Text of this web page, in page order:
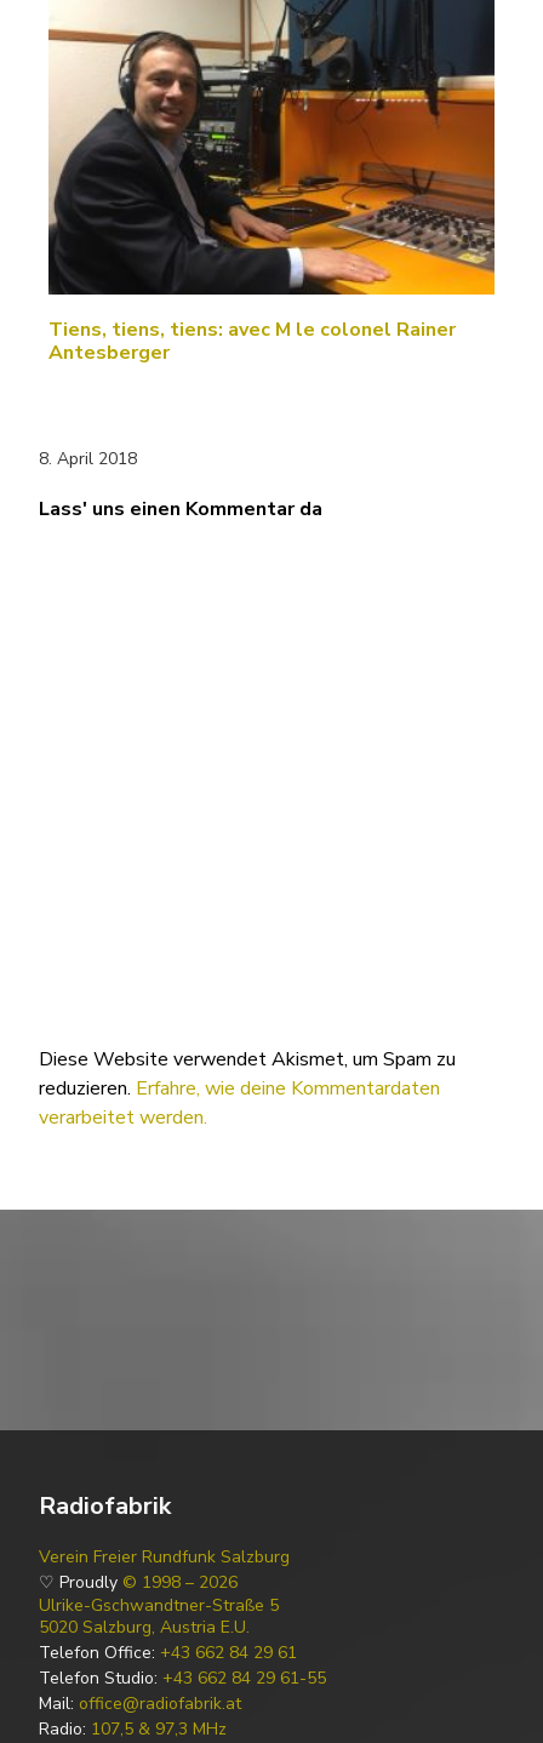
Tiens, tiens, tiens: avec M le colonel Rainer
Antesberger
8. April 2018
Lass' uns einen Kommentar da
Diese Website verwendet Akismet, um Spam zu
reduzieren. Erfahre, wie deine Kommentardaten
verarbeitet werden.
Radiofabrik
Verein Freier Rundfunk Salzburg
♡ Proudly © 1998 – 2026
Ulrike-Gschwandtner-Straße 5
5020 Salzburg, Austria E.U.
Telefon Office: +43 662 84 29 61
Telefon Studio: +43 662 84 29 61-55
Mail: office@radiofabrik.at
Radio: 107,5 & 97,3 MHz